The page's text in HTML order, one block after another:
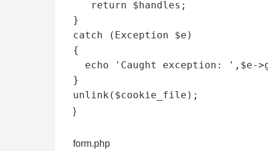
}
catch (Exception $e)
{
}
unlink($cookie_file);
}
form.php